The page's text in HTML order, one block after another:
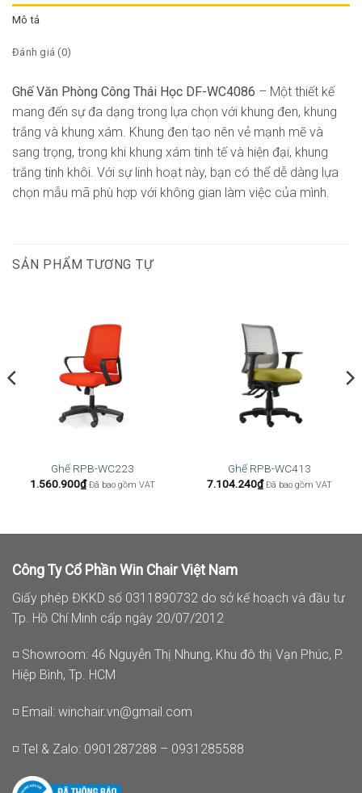
Mô tả
Đánh giá (0)
Ghế Văn Phòng Công Thái Học DF-WC4086 – Một thiết kế
mang đến sự đa dạng trong lựa chọn với khung đen, khung
trắng và khung xám. Khung đen tạo nên vẻ mạnh mẽ và
sang trọng, trong khi khung xám tinh tế và hiện đại, khung
trắng tinh khôi. Với sự linh hoạt này, bạn có thể dễ dàng lựa
chọn mẫu mã phù hợp với không gian làm việc của mình.
SẢN PHẨM TƯƠNG TỰ
Ghế RPB-WC223
1.560.900₫ Đã bao gồm VAT
Ghế RPB-WC413
7.104.240₫ Đã bao gồm VAT
Công Ty Cổ Phần Win Chair Việt Nam
Giấy phép ĐKKD số 0311890732 do sở kế hoạch và đầu tư
Tp. Hồ Chí Minh cấp ngày 20/07/2012
◽ Showroom: 46 Nguyễn Thị Nhung, Khu đô thị Vạn Phúc, P.
Hiệp Bình, Tp. HCM
◽ Email: winchair.vn@gmail.com
◽ Tel & Zalo: 0901287288 – 0931285588